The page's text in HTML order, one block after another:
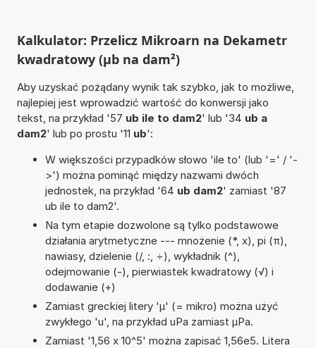
Kalkulator: Przelicz Mikroarn na Dekametr
kwadratowy (µb na dam²)
Aby uzyskać pożądany wynik tak szybko, jak to możliwe,
najlepiej jest wprowadzić wartość do konwersji jako
tekst, na przykład '57 ub ile to dam2' lub '34 ub a
dam2' lub po prostu '11 ub':
W większości przypadków słowo 'ile to' (lub '=' / '-
>') można pominąć między nazwami dwóch
jednostek, na przykład '64 ub dam2' zamiast '87
ub ile to dam2'.
Na tym etapie dozwolone są tylko podstawowe
działania arytmetyczne --- mnożenie (*, x), pi (π),
nawiasy, dzielenie (/, :, ÷), wykładnik (^),
odejmowanie (-), pierwiastek kwadratowy (√) i
dodawanie (+)
Zamiast greckiej litery 'µ' (= mikro) można użyć
zwykłego 'u', na przykład uPa zamiast µPa.
Zamiast '1,56 x 10^5' można zapisać 1,56e5. Litera